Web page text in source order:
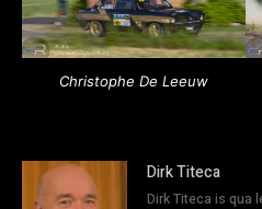
Christophe De Leeuw
Dirk Titeca
Dirk Titeca is qua